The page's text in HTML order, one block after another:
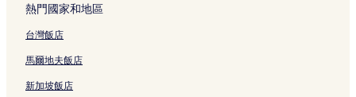
熱門國家和地區
台灣飯店
馬爾地夫飯店
新加坡飯店